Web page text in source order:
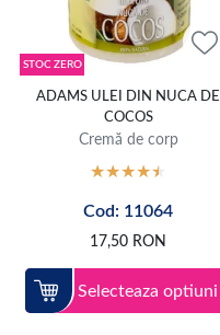
STOC ZERO
ADAMS ULEI DIN NUCA DE
COCOS
Cremă de corp
Cod: 11064
17,50 RON
Selecteaza optiuni